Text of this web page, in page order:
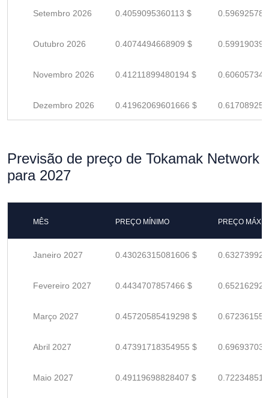
Setembro 2026 0.4059095360113 $
Outubro 2026 0.4074494668909 $
Novembro 2026 0.41211899480194 $
Dezembro 2026 0.41962069601666 $
Previsão de preço de Tokamak Network
para 2027
MÊS PREÇO MÍNIMO PREÇO
Janeiro 2027 0.43026315081606 $
Fevereiro 2027 0.4434707857466 $
Março 2027 0.45720585419298 $
Abril 2027 0.47391718354955 $
Maio 2027 0.49119698828407 $